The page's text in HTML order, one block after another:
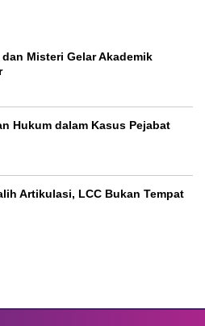
Misteri Gelar Akademik
Hukum dalam Kasus Pejabat
Artikulasi, LCC Bukan Tempat